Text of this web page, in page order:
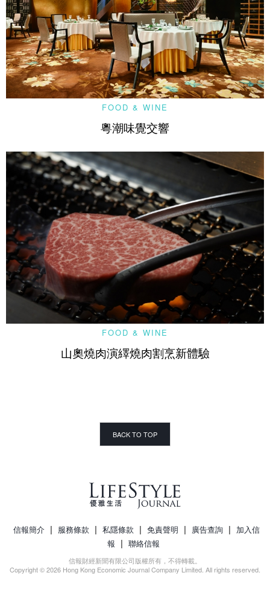
FOOD & WINE
粵潮味覺交響
FOOD & WINE
山奧燒肉演繹燒肉割烹新體驗
BACK TO TOP
信報簡介 | 服務條款 | 私隱條款 | 免責聲明 | 廣告查詢 | 加入信
報 | 聯絡信報
信報財經新聞有限公司版權所有，不得轉載。
Copyright © 2026 Hong Kong Economic Journal Company Limited. All rights reserved.